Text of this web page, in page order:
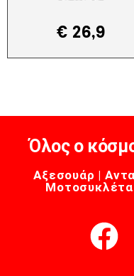
€ 26,9
Όλος ο
Αξεσουάρ |